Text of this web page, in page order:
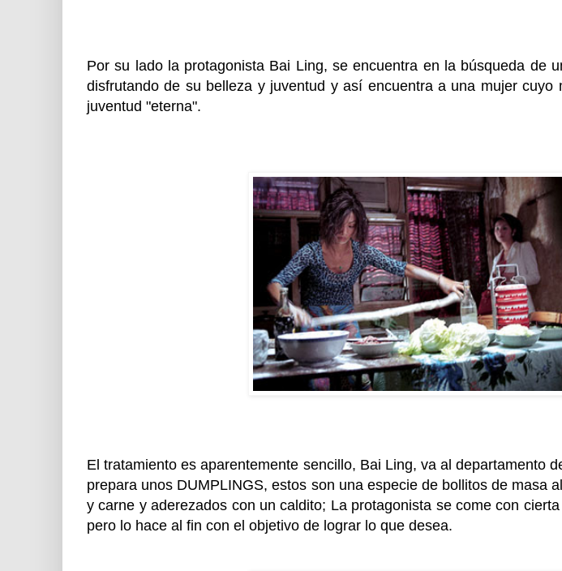
Por su lado la protagonista Bai Ling, se encuentra en la búsqueda de
disfrutando de su belleza y juventud y así encuentra a una mujer cuyo
juventud "eterna".
El tratamiento es aparentemente sencillo, Bai Ling, va al departamento
prepara unos DUMPLINGS, estos son una especie de bollitos de masa
y carne y aderezados con un caldito; La protagonista se come con
pero lo hace al fin con el objetivo de lograr lo que desea.